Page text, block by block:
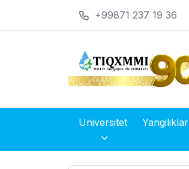
+99871 237 19 36
Yangiliklar